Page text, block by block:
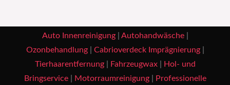
Auto Innenreinigung| Autohandwäsche|
Ozonbehandlung| Cabrioverdeck Imprägnierung|
Tierhaarentfernung| Fahrzeugwax|
Hol- und
Bringservice| Motorraumreinigung| Professionelle